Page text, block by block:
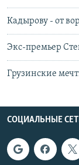
Кадырову - от
Экс-премьер
Грузинские
СОЦИАЛЬНЫЕ